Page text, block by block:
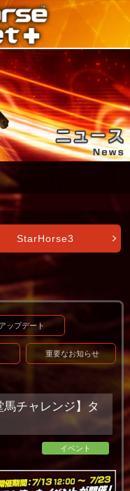
StarHorse3
アップデート
重要なお知らせ
馬チャレンジ】タ
イベント